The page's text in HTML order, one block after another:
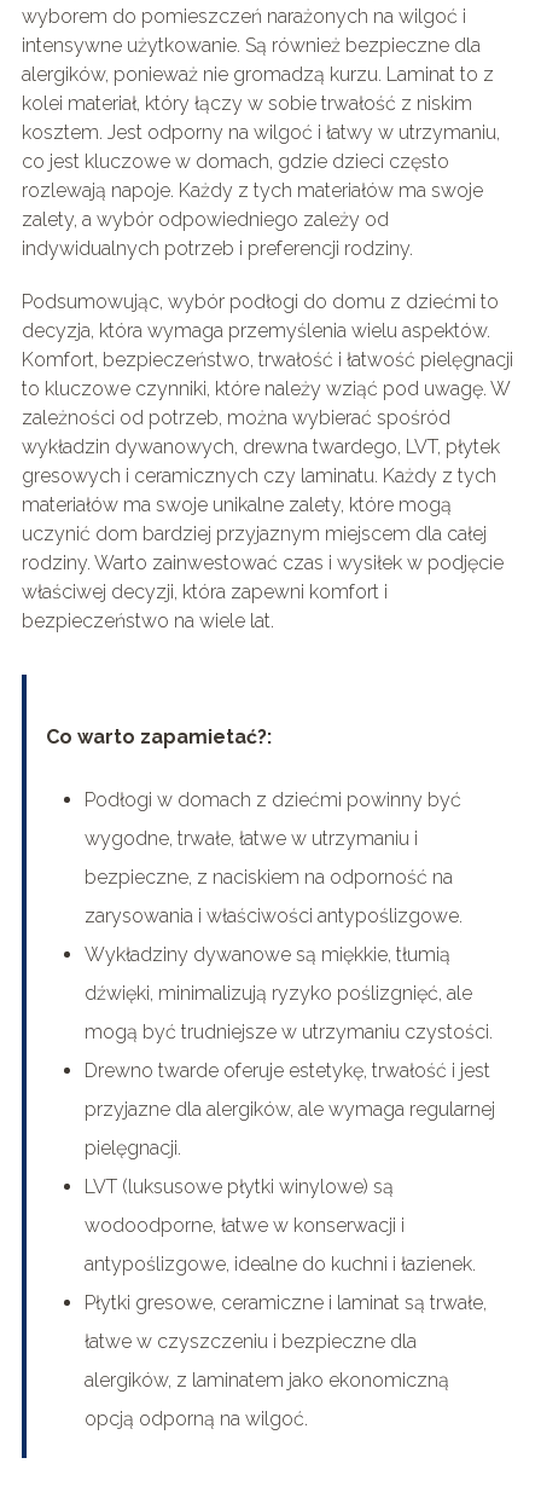
wyborem do pomieszczeń narażonych na wilgoć i
intensywne użytkowanie. Są również bezpieczne dla
alergików, ponieważ nie gromadzą kurzu. Laminat to z
kolei materiał, który łączy w sobie trwałość z niskim
kosztem. Jest odporny na wilgoć i łatwy w utrzymaniu,
co jest kluczowe w domach, gdzie dzieci często
rozlewają napoje. Każdy z tych materiałów ma swoje
zalety, a wybór odpowiedniego zależy od
indywidualnych potrzeb i preferencji rodziny.
Podsumowując, wybór podłogi do domu z dziećmi to
decyzja, która wymaga przemyślenia wielu aspektów.
Komfort, bezpieczeństwo, trwałość i łatwość pielęgnacji
to kluczowe czynniki, które należy wziąć pod uwagę. W
zależności od potrzeb, można wybierać spośród
wykładzin dywanowych, drewna twardego, LVT, płytek
gresowych i ceramicznych czy laminatu. Każdy z tych
materiałów ma swoje unikalne zalety, które mogą
uczynić dom bardziej przyjaznym miejscem dla całej
rodziny. Warto zainwestować czas i wysiłek w podjęcie
właściwej decyzji, która zapewni komfort i
bezpieczeństwo na wiele lat.
Co warto zapamietać?:
Podłogi w domach z dziećmi powinny być
wygodne, trwałe, łatwe w utrzymaniu i
bezpieczne, z naciskiem na odporność na
zarysowania i właściwości antypoślizgowe.
Wykładziny dywanowe są miękkie, tłumią
dźwięki, minimalizują ryzyko poślizgnięć, ale
mogą być trudniejsze w utrzymaniu czystości.
Drewno twarde oferuje estetykę, trwałość i jest
przyjazne dla alergików, ale wymaga regularnej
pielęgnacji.
LVT (luksusowe płytki winylowe) są
wodoodporne, łatwe w konserwacji i
antypoślizgowe, idealne do kuchni i łazienek.
Płytki gresowe, ceramiczne i laminat są trwałe,
łatwe w czyszczeniu i bezpieczne dla
alergików, z laminatem jako ekonomiczną
opcją odporną na wilgoć.